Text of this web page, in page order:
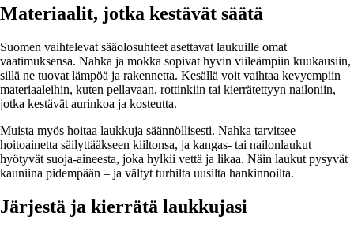
Materiaalit, jotka kestävät säätä
Suomen vaihtelevat sääolosuhteet asettavat laukuille omat
vaatimuksensa. Nahka ja mokka sopivat hyvin viileämpiin kuukausiin,
sillä ne tuovat lämpöä ja rakennetta. Kesällä voit vaihtaa kevyempiin
materiaaleihin, kuten pellavaan, rottinkiin tai kierrätettyyn nailoniin,
jotka kestävät aurinkoa ja kosteutta.
Muista myös hoitaa laukkuja säännöllisesti. Nahka tarvitsee
hoitoainetta säilyttääkseen kiiltonsa, ja kangas- tai nailonlaukut
hyötyvät suoja-aineesta, joka hylkii vettä ja likaa. Näin laukut pysyvät
kauniina pidempään – ja vältyt turhilta uusilta hankinnoilta.
Järjestä ja kierrätä laukkujasi